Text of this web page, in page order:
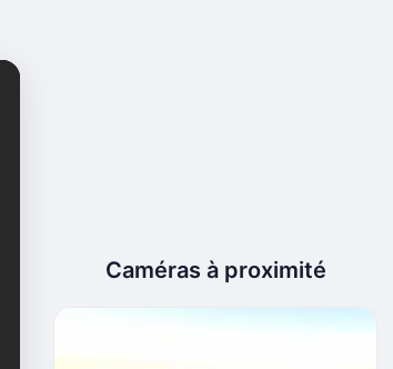
Caméras à proximité